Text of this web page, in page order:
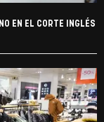
EN EL CORTE INGLÉS